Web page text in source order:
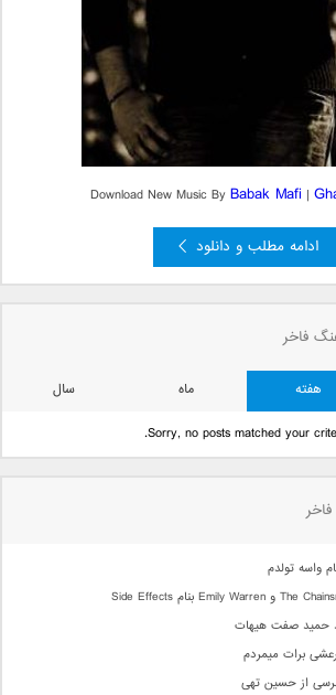
Download New Music ByBabak Mafi |
ادامه مطلب و دانلود
فاخر
هفته ماه
سال
Sorry, no posts matched your
واسه تولدم
حمید صفت هیهات
برات میمردم
از حسین تهی